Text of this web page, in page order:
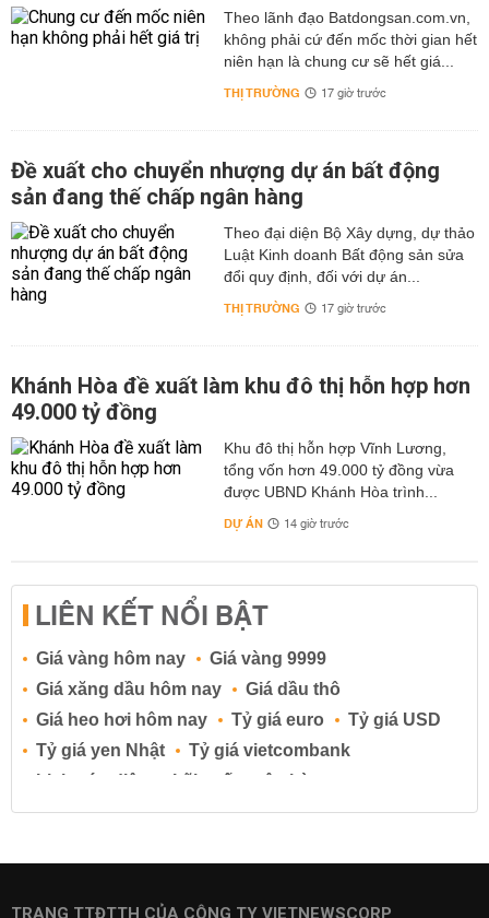
Theo lãnh đạo Batdongsan.com.vn,
không phải cứ đến mốc thời gian hết
niên hạn là chung cư sẽ hết giá...
THỊ TRƯỜNG 17 giờ trước
Đề xuất cho chuyển nhượng dự án bất động
sản đang thế chấp ngân hàng
Theo đại diện Bộ Xây dựng, dự thảo
Luật Kinh doanh Bất động sản sửa
đổi quy định, đối với dự án...
THỊ TRƯỜNG 17 giờ trước
Khánh Hòa đề xuất làm khu đô thị hỗn hợp hơn
49.000 tỷ đồng
Khu đô thị hỗn hợp Vĩnh Lương,
tổng vốn hơn 49.000 tỷ đồng vừa
được UBND Khánh Hòa trình...
DỰ ÁN 14 giờ trước
LIÊN KẾT NỔI BẬT
Giá vàng hôm nay
Giá vàng 9999
Giá xăng dầu hôm nay
Giá dầu thô
Giá heo hơi hôm nay
Tỷ giá euro
Tỷ giá USD
Tỷ giá yen Nhật
Tỷ giá vietcombank
Lịch cúp điện
Lãi suất ngân hàng
Lãi suất tiết kiệm
Lãi suất tiền gửi
Lãi suất ngân hàng BIDV
TRANG TTĐTTH CỦA CÔNG TY VIETNEWSCORP